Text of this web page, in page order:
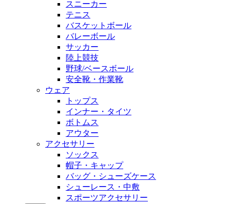
スニーカー
テニス
バスケットボール
バレーボール
サッカー
陸上競技
野球/ベースボール
安全靴・作業靴
ウェア
トップス
インナー・タイツ
ボトムス
アウター
アクセサリー
ソックス
帽子・キャップ
バッグ・シューズケース
シューレース・中敷
スポーツアクセサリー